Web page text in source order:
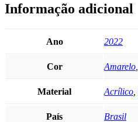
Informação adicional
Ano 2022
Cor Amarelo
Material Acrílico
País Brasil